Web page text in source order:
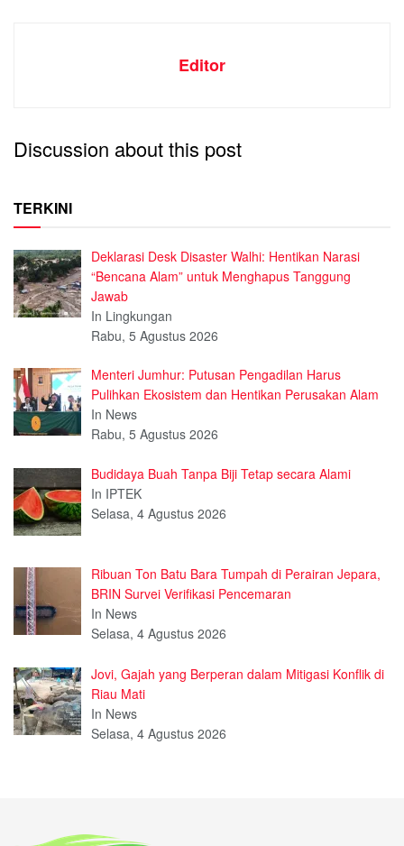
Editor
Discussion about this post
TERKINI
Deklarasi Desk Disaster Walhi: Hentikan Narasi
“Bencana Alam” untuk Menghapus Tanggung
Jawab
In Lingkungan
Rabu, 5 Agustus 2026
Menteri Jumhur: Putusan Pengadilan Harus
Pulihkan Ekosistem dan Hentikan Perusakan Alam
In News
Rabu, 5 Agustus 2026
Budidaya Buah Tanpa Biji Tetap secara Alami
In IPTEK
Selasa, 4 Agustus 2026
Ribuan Ton Batu Bara Tumpah di Perairan Jepara,
BRIN Survei Verifikasi Pencemaran
In News
Selasa, 4 Agustus 2026
Jovi, Gajah yang Berperan dalam Mitigasi Konflik di
Riau Mati
In News
Selasa, 4 Agustus 2026